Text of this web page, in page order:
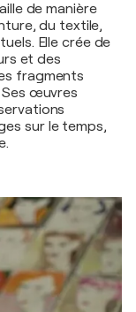
de manière
du textile,
Elle crée de
et des
fragments
Ses œuvres
sur le temps,